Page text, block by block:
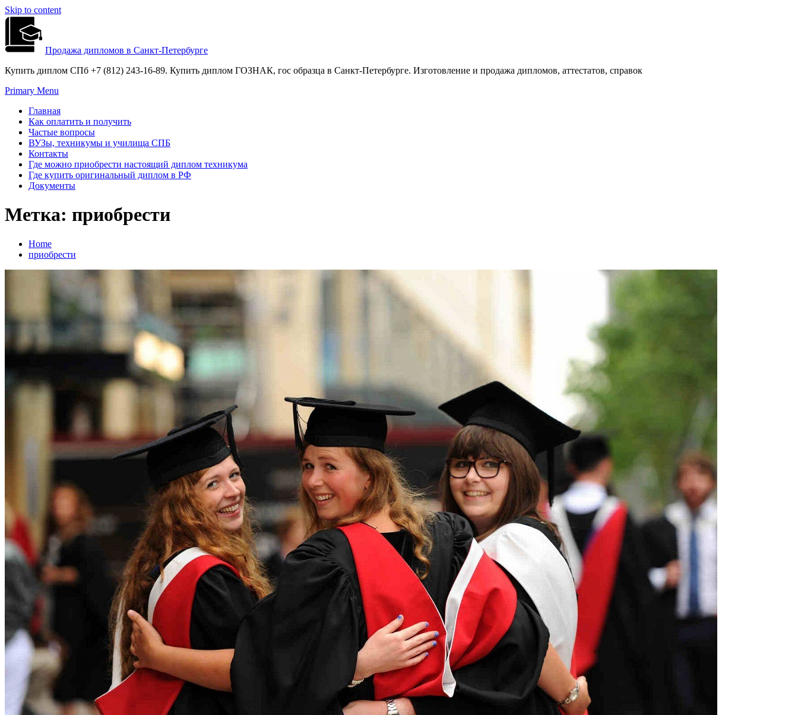
Skip to content
Продажа дипломов в Санкт-Петербурге
Купить диплом СПб +7 (812) 243-16-89. Купить диплом ГОЗНАК, гос образца в Санкт-Петербурге. Изготовление и продажа дипломов, аттестатов, справок
Primary Menu
Главная
Как оплатить и получить
Частые вопросы
ВУЗы, техникумы и училища СПБ
Контакты
Где можно приобрести настоящий диплом техникума
Где купить оригинальный диплом в РФ
Документы
Метка: приобрести
Home
приобрести